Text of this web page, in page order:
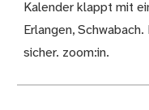
Kalender klappt mit
Erlangen,
sicher. zoom:in.